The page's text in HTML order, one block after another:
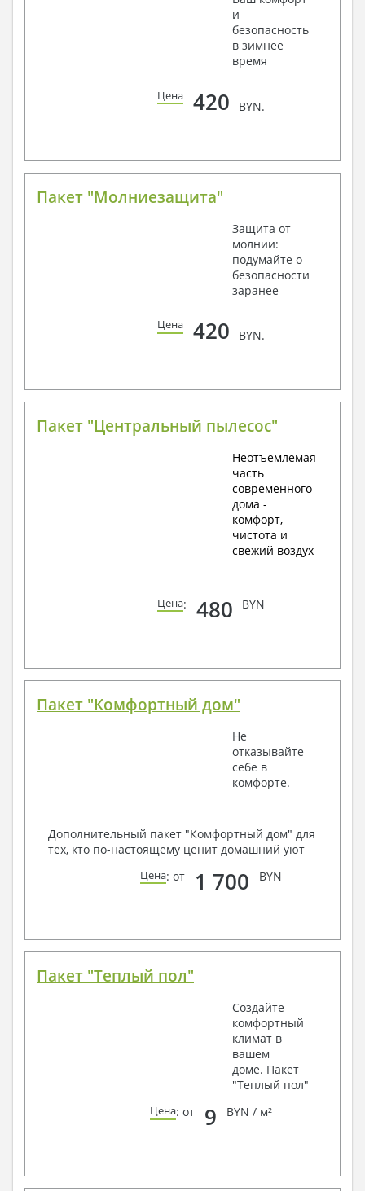
и
безопасность
в зимнее
время
Цена 420 BYN.
Пакет "Молниезащита"
Защита от
молнии:
подумайте о
безопасности
заранее
Цена 420 BYN.
Пакет "Центральный пылесос"
Неотъемлемая
часть
современного
дома -
комфорт,
чистота и
свежий воздух
Цена: 480 BYN
Пакет "Комфортный дом"
Не
отказывайте
себе в
комфорте.
Дополнительный пакет "Комфортный дом" для
тех, кто по-настоящему ценит домашний уют
Цена: от 1 700 BYN
Пакет "Теплый пол"
Создайте
комфортный
климат в
вашем
доме. Пакет
"Теплый пол"
Цена: от 9 BYN / м²